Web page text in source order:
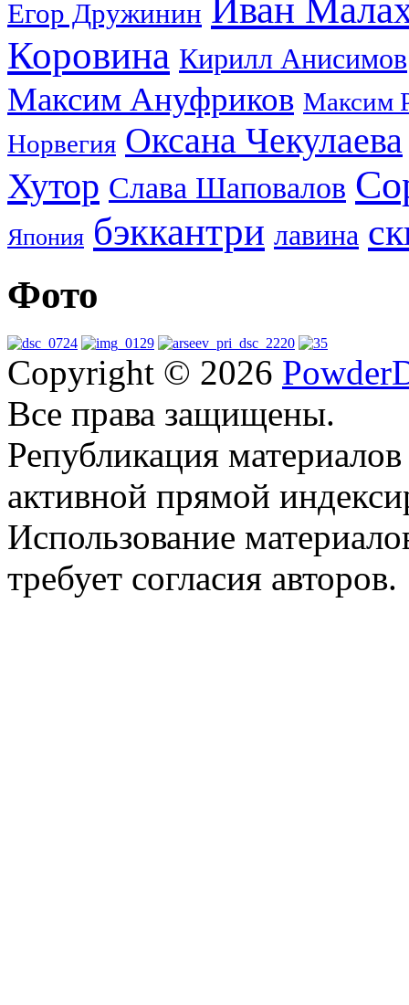
Егор Дружинин Иван
Коровина Кирилл Анисимов
Максим Ануфриков Максим
Норвегия Оксана Чекулаева
Хутор Слава Шаповалов
Япония бэккантри лавина
Фото
Copyright © 2026
Все права защищены.
Републикация
активной прямой
Использование
требует согласия авторов.